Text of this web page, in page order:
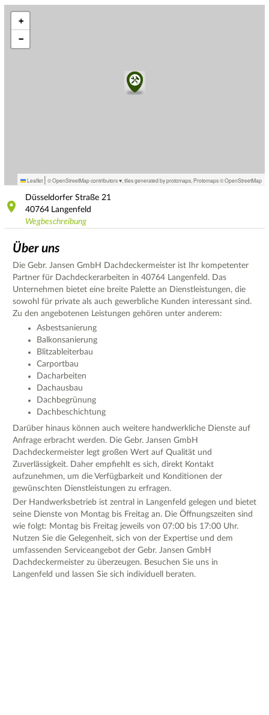
+
−
Leaflet | © OpenStreetMap contributors ♥, tiles generated by protomaps Protomaps©OpenStreetMap
Düsseldorfer Straße 21
40764 Langenfeld
Wegbeschreibung
Über uns
Die Gebr. Jansen GmbH Dachdeckermeister ist Ihr kompetenter
Partner für Dachdeckerarbeiten in 40764 Langenfeld. Das
Unternehmen bietet eine breite Palette an Dienstleistungen, die
sowohl für private als auch gewerbliche Kunden interessant sind.
Zu den angebotenen Leistungen gehören unter anderem:
Asbestsanierung
Balkonsanierung
Blitzableiterbau
Carportbau
Dacharbeiten
Dachausbau
Dachbegrünung
Dachbeschichtung
Darüber hinaus können auch weitere handwerkliche Dienste auf
Anfrage erbracht werden. Die Gebr. Jansen GmbH
Dachdeckermeister legt großen Wert auf Qualität und
Zuverlässigkeit. Daher empfiehlt es sich, direkt Kontakt
aufzunehmen, um die Verfügbarkeit und Konditionen der
gewünschten Dienstleistungen zu erfragen.
Der Handwerksbetrieb ist zentral in Langenfeld gelegen und bietet
seine Dienste von Montag bis Freitag an. Die Öffnungszeiten sind
wie folgt: Montag bis Freitag jeweils von 07:00 bis 17:00 Uhr.
Nutzen Sie die Gelegenheit, sich von der Expertise und dem
umfassenden Serviceangebot der Gebr. Jansen GmbH
Dachdeckermeister zu überzeugen. Besuchen Sie uns in
Langenfeld und lassen Sie sich individuell beraten.